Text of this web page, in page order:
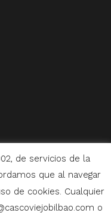
de servicios de la
que al navegar
de cookies. Cualquier
o